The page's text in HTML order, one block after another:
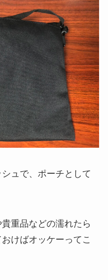
ュで、ポーチとして
重品などの濡れたら
けばオッケーってこ